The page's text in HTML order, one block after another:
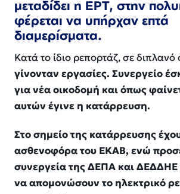
μεταδίδει η ΕΡΤ, στην
φέρεται να υπήρχαν επτά
διαμερίσματα.
Κατά το ίδιο ρεπορτάζ, σε διπλανό
γίνονταν εργασίες. Συνεργείο
για νέα οικοδομή και όπως
αυτών έγινε η κατάρρευση.
Στο σημείο της κατάρρευσης
ασθενοφόρα του ΕΚΑΒ, ενώ
συνεργεία της ΔΕΠΑ και ΔΕΔΔΗΕ
να απομονώσουν το ηλεκτρικό